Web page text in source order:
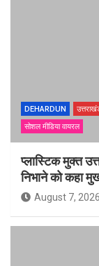
DEHARDUN
सोशल मीडिया वायरल
प्लास्टिक मुक्त
निभाने को कहा
August 7, 2026